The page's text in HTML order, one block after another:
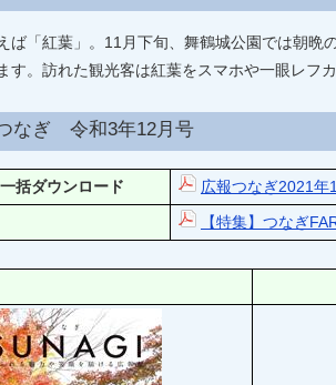
ば「紅葉」。11月下旬、舞鶴城公園では朝晩
す。訪れた観光客は紅葉をスマホや一眼レフ
なぎ 令和3年12月号
括ダウンロード 広報つなぎ2021年
【特集】つなぎ